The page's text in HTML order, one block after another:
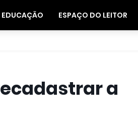
EDUCAÇÃO ESPAÇO DO LEITOR
a